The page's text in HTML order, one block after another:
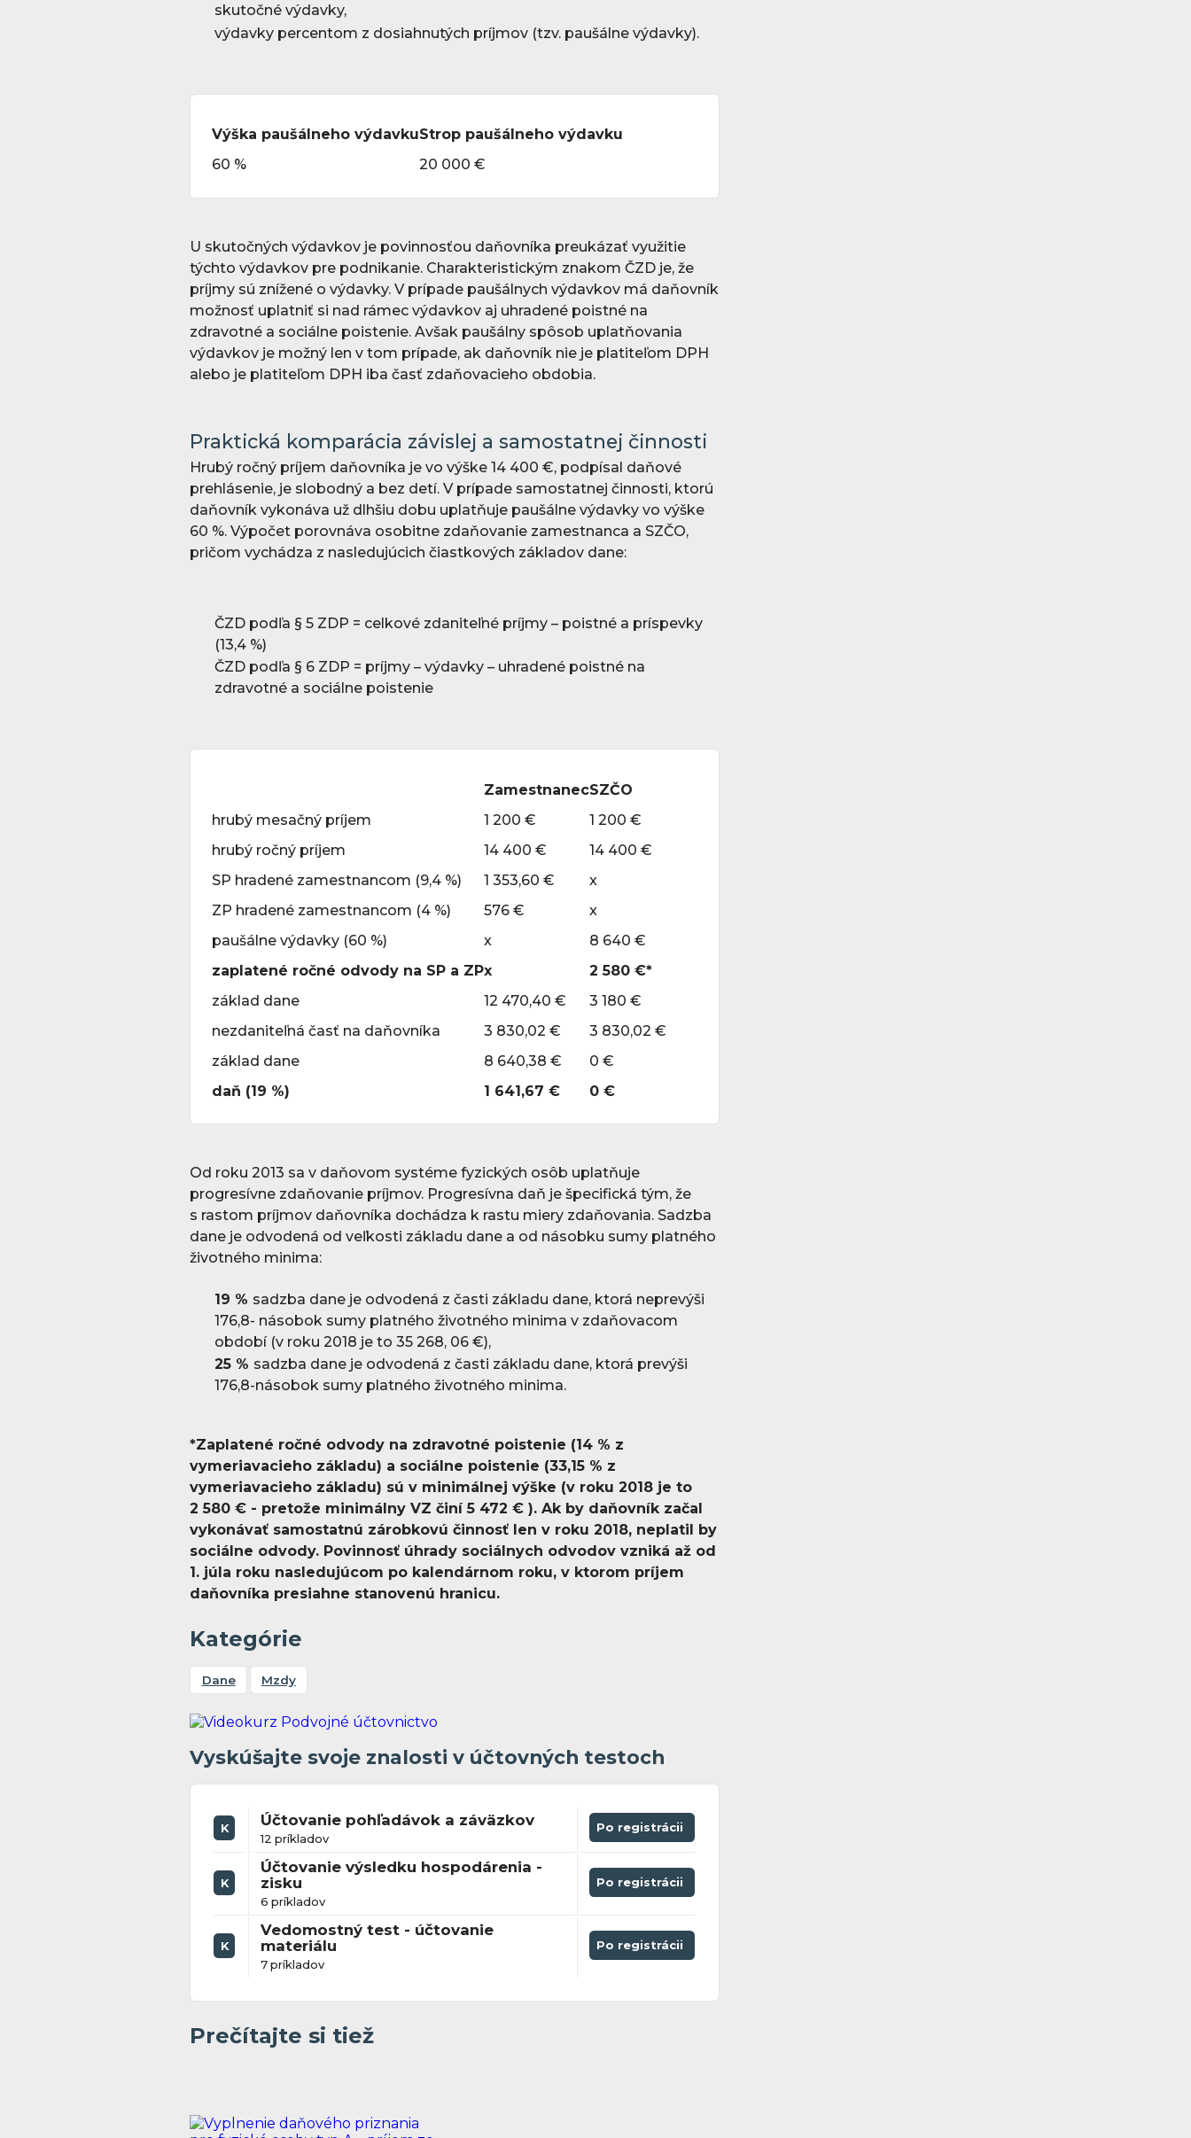
skutočné výdavky,
výdavky percentom z dosiahnutých príjmov (tzv. paušálne výdavky).
Výška paušálneho výdavkuStrop paušálneho výdavku
60 %
20 000 €
U skutočných výdavkov je povinnosťou daňovníka preukázať využitie
týchto výdavkov pre podnikanie. Charakteristickým znakom ČZD je, že
príjmy sú znížené o výdavky. V prípade paušálnych výdavkov má daňovník
možnosť uplatniť si nad rámec výdavkov aj uhradené poistné na
zdravotné a sociálne poistenie. Avšak paušálny spôsob uplatňovania
výdavkov je možný len v tom prípade, ak daňovník nie je platiteľom DPH
alebo je platiteľom DPH iba časť zdaňovacieho obdobia.
Praktická komparácia závislej a samostatnej činnosti
Hrubý ročný príjem daňovníka je vo výške 14 400 €, podpísal daňové
prehlásenie, je slobodný a bez detí. V prípade samostatnej činnosti, ktorú
daňovník vykonáva už dlhšiu dobu uplatňuje paušálne výdavky vo výške
60 %. Výpočet porovnáva osobitne zdaňovanie zamestnanca a SZČO,
pričom vychádza z nasledujúcich čiastkových základov dane:
ČZD podľa § 5 ZDP = celkové zdaniteľné príjmy – poistné a príspevky
(13,4 %)
ČZD podľa § 6 ZDP = príjmy – výdavky – uhradené poistné na
zdravotné a sociálne poistenie
ZamestnanecSZČO
hrubý mesačný príjem
1 200 €
1 200 €
hrubý ročný príjem
14 400 €
14 400 €
SP hradené zamestnancom (9,4 %)
1 353,60 €
x
ZP hradené zamestnancom (4 %)
576 €
x
paušálne výdavky (60 %)
x
8 640 €
zaplatené ročné odvody na SP a ZPx
2 580 €*
základ dane
12 470,40 €
3 180 €
nezdaniteľná časť na daňovníka
3 830,02 €
3 830,02 €
základ dane
8 640,38 €
0 €
daň (19 %)
1 641,67 € 0 €
Od roku 2013 sa v daňovom systéme fyzických osôb uplatňuje
progresívne zdaňovanie príjmov. Progresívna daň je špecifická tým, že
s rastom príjmov daňovníka dochádza k rastu miery zdaňovania. Sadzba
dane je odvodená od veľkosti základu dane a od násobku sumy platného
životného minima:
19 % sadzba dane je odvodená z časti základu dane, ktorá neprevýši
176,8- násobok sumy platného životného minima v zdaňovacom
období (v roku 2018 je to 35 268, 06 €),
25 % sadzba dane je odvodená z časti základu dane, ktorá prevýši
176,8-násobok sumy platného životného minima.
*Zaplatené ročné odvody na zdravotné poistenie (14 % z
vymeriavacieho základu) a sociálne poistenie (33,15 % z
vymeriavacieho základu) sú v minimálnej výške (v roku 2018 je to
2 580 € - pretože minimálny VZ činí 5 472€ ). Ak by daňovník začal
vykonávať samostatnú zárobkovú činnosť len v roku 2018, neplatil by
sociálne odvody. Povinnosť úhrady sociálnych odvodov vzniká až od
1. júla roku nasledujúcom po kalendárnom roku, v ktorom príjem
daňovníka presiahne stanovenú hranicu.
Kategórie
Dane Mzdy
Vyskúšajte svoje znalosti v účtovných testoch
K Účtovanie pohľadávok a záväzkov
12 príkladov
Po registrácii
K
Účtovanie výsledku hospodárenia -
zisku
6 príkladov
Po registrácii
K
Vedomostný test - účtovanie
materiálu
7 príkladov
Po registrácii
Prečítajte si tiež